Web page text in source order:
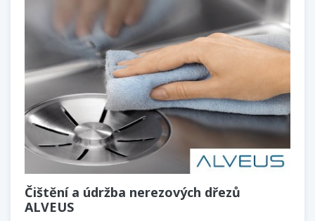
Čištění a údržba nerezových dřezů
ALVEUS